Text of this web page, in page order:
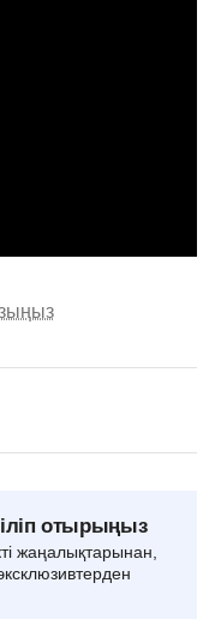
отырыңыз
жаңалықтарынан,